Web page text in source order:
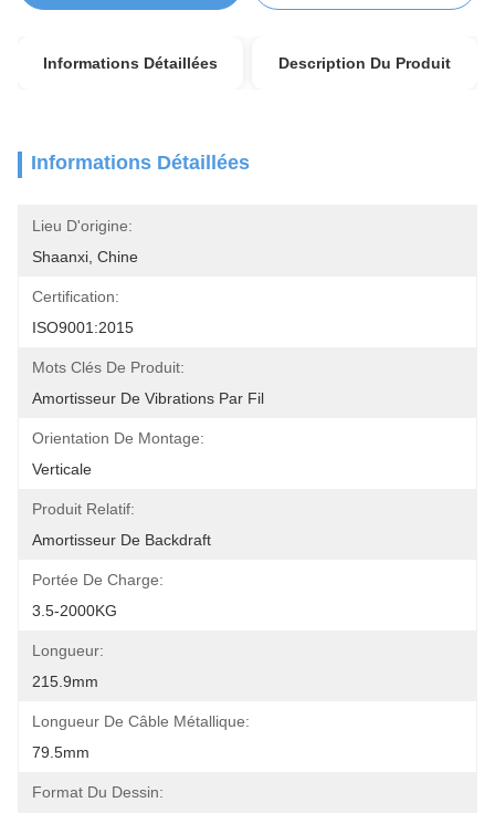
Informations Détaillées Description Du Produit
Informations Détaillées
Lieu D'origine:
Shaanxi, Chine
Certification:
ISO9001:2015
Mots Clés De Produit:
Amortisseur De Vibrations Par Fil
Orientation De Montage:
Verticale
Produit Relatif:
Amortisseur De Backdraft
Portée De Charge:
3.5-2000KG
Longueur:
215.9mm
Longueur De Câble Métallique:
79.5mm
Format Du Dessin: